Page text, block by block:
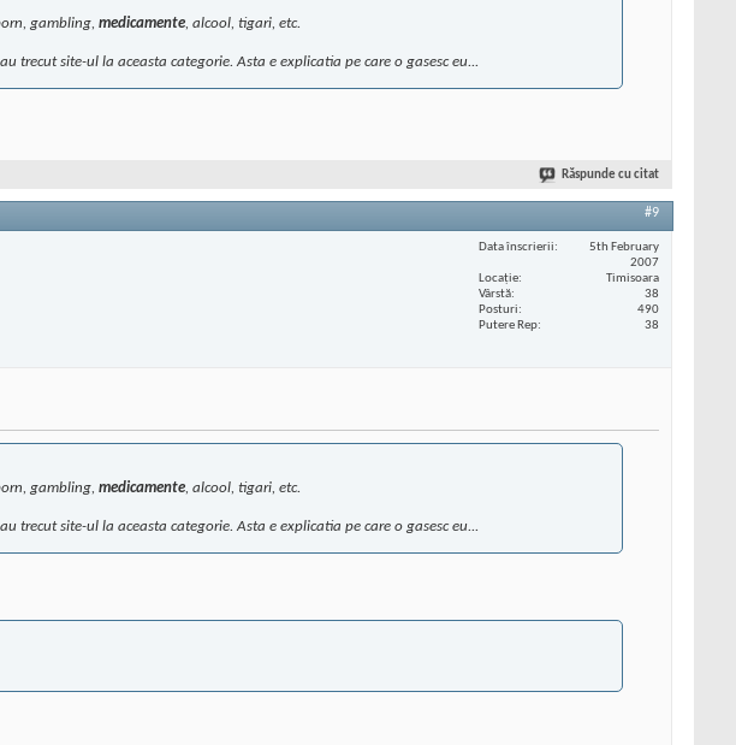
gambling, medicamente, alcool, tigari, etc.
trecut site-ul la aceasta categorie. Asta e explicatia pe care o gasesc eu...
Răspunde cu citat
#9
Data înscrierii
5th February
2007
Locaţie
Timisoara
Vârstă
38
Posturi
490
Putere Rep
38
gambling, medicamente, alcool, tigari, etc.
trecut site-ul la aceasta categorie. Asta e explicatia pe care o gasesc eu...